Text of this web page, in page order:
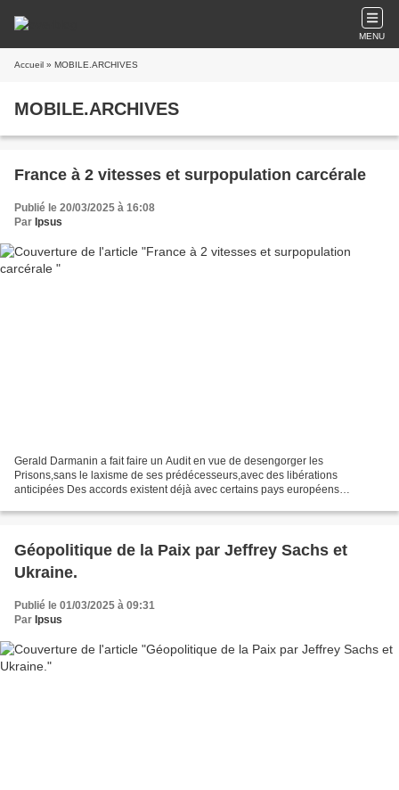
MENU
Accueil » MOBILE.ARCHIVES
MOBILE.ARCHIVES
France à 2 vitesses et surpopulation carcérale
Publié le 20/03/2025 à 16:08
Par Ipsus
Gerald Darmanin a fait faire un Audit en vue de desengorger les
Prisons,sans le laxisme de ses prédécesseurs,avec des libérations
anticipées Des accords existent déjà avec certains pays européens
Géopolitique de la Paix par Jeffrey Sachs et
Ukraine.
Publié le 01/03/2025 à 09:31
Par Ipsus